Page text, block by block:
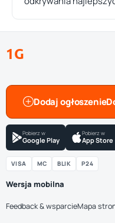
1G
Dodaj ogłoszenie
Pobierz w
Google Play
Pobierz w
App Store
VISA MC BLIK P24
Wersja mobilna
Feedback & wsparcieMapa